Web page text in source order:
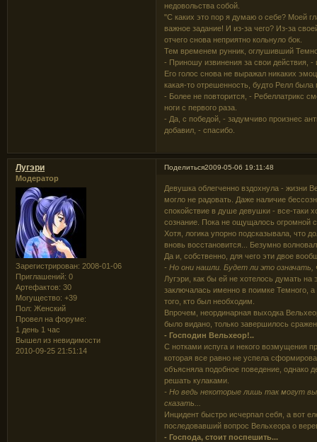
недовольства собой.
"С каких это пор я думаю о себе? Моей
важное задание! И из-за чего? Из-за
отчего снова неприятно кольнуло бок.
Тем временем рунник, оглушивший
- Приношу извинения за свои действия, -
Его голос снова не выражал никаких
какая-то отрешенность, будто Релл
- Более не повторится, - Ребеллатрикс
ноги с первого раза.
- Да, с победой, - задумчиво произнес
добавил, - спасибо.
Поделиться2009-05-06 19:11:48
Лугэри
Модератор
Зарегистрирован: 2008-01-06
Приглашений: 0
Артефактов: 30
Могущество: +39
Пол: Женский
Провел на форуме:
1 день 1 час
Вышел из невидимости
2010-09-25 21:51:14
Девушка облегченно вздохнула - жизни
могло не радовать. Даже наличие
спокойствие в душе девушки - все-таки
сознание. Пока не ощущалось огромной
Хотя, логика упорно подсказывала, что
вновь восстановится... Безумно
Да и, собственно, для чего эти двое
- Но они нашли. Будет ли это
Лугэри, как бы ей не хотелось думать на
заключалась именно в поимке Темного,
того, кто был необходим.
Впрочем, неординарная выходка
было видано, только завершилось
- Господин Вельхеор!..
С нотками испуга и некого возмущения
которая все равно не успела
объясняла подобное поведение, однако
решать кулаками.
- Но ведь некоторые лишь так могут
сказать...
Инцидент быстро исчерпал себя, а вот
последовавший вопрос Вельхеора о
- Господа, стоит поспешить...